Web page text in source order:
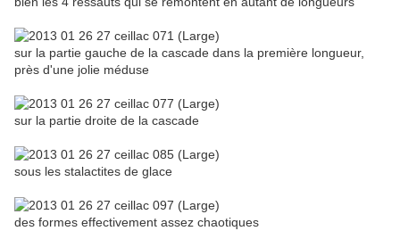
sur la partie gauche de la cascade dans la première longueur,
près d'une jolie méduse
sur la partie droite de la cascade
sous les stalactites de glace
des formes effectivement assez chaotiques